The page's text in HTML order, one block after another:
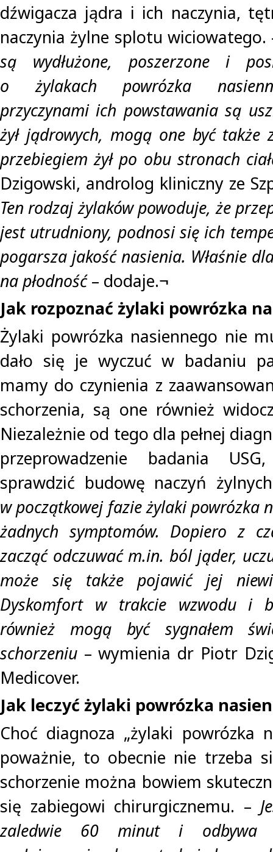
dźwigacza jądra i ich naczynia,
naczynia żylne splotu
są wydłużone, poszerzone i
o żylakach powrózka
przyczynami ich powstawania są
żył jądrowych, mogą one być także
przebiegiem żył po obu stronach
Dzigowski, androlog kliniczny ze
Ten rodzaj żylaków powoduje, że
jest utrudniony, podnosi się ich
pogarsza jakość nasienia. Właśnie
na płodność– dodaje.¬
Jak rozpoznać żylaki powrózka
Żylaki powrózka nasiennego nie
dało się je wyczuć w badaniu
mamy do czynienia z
schorzenia, są one również
Niezależnie od tego dla pełnej
przeprowadzenie badania
sprawdzić budowę naczyń
w początkowej fazie żylaki powrózka
żadnych symptomów. Dopiero z
zacząć odczuwać m.in. ból jąder,
może się także pojawić jej
Dyskomfort w trakcie wzwodu i
również mogą być sygnałem
schorzeniu – wymienia dr Piotr
Medicover.
Jak leczyć żylaki powrózka
Choć diagnoza „żylaki powrózka
poważnie, to obecnie nie trzeba
schorzenie można bowiem
się zabiegowi chirurgicznemu. –
zaledwie 60 minut i odbywa